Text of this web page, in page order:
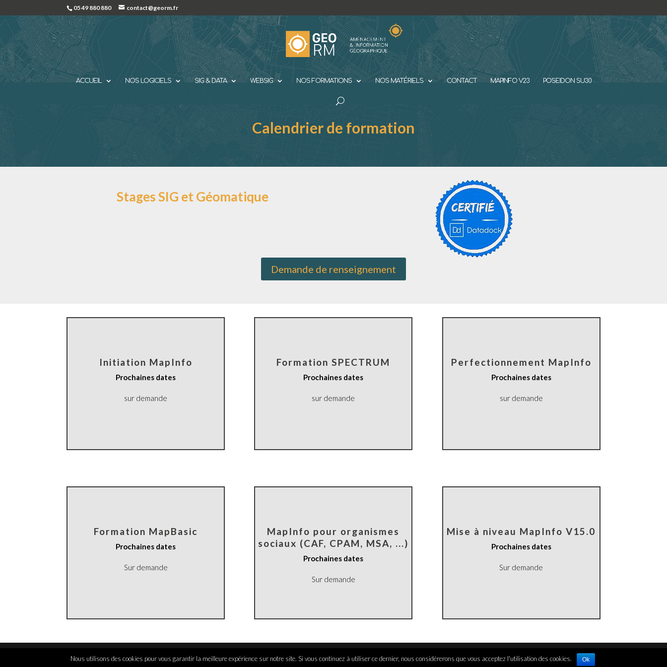
05 49 880 880 contact@georm.fr
ACCUEIL NOS LOGICIELS SIG & DATA WEBSIG NOS FORMATIONS NOS MATÉRIELS CONTACT MAPINFO V23 POSEIDON SU30
Calendrier de formation
Stages SIG et Géomatique
Demande de renseignement
Initiation MapInfo
Prochaines dates
sur demande
Formation SPECTRUM
Prochaines dates
sur demande
Perfectionnement MapInfo
Prochaines dates
sur demande
Formation MapBasic
Prochaines dates
Sur demande
MapInfo pour organismes
sociaux (CAF, CPAM, MSA, ...)
Prochaines dates
Sur demande
Mise à niveau MapInfo V15.0
Prochaines dates
Sur demande
Copyright© 2026 GeoRM
Nous utilisons des cookies pour vous garantir la meilleure expérience sur notre site. Si vous continuez à utiliser ce dernier, nous considérerons que vous acceptez l'utilisation des cookies. Ok